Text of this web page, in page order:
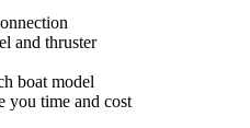
and thruster
boat model
you time and cost